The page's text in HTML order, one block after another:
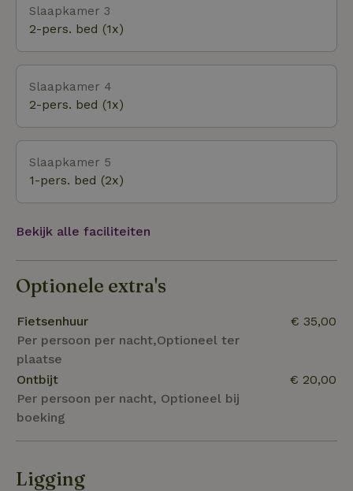
staan.Kortom bij ons geniet je gewoon in elk seizoen.
Slaapkamer 3
2-pers. bed (1x)
Slaapkamer 4
2-pers. bed (1x)
Slaapkamer 5
1-pers. bed (2x)
Bekijk alle faciliteiten
Optionele extra's
Fietsenhuur
Per persoon per nacht,Optioneel ter
plaatse
€ 35,00
Ontbijt
Per persoon per nacht, Optioneel bij
boeking
€ 20,00
Ligging